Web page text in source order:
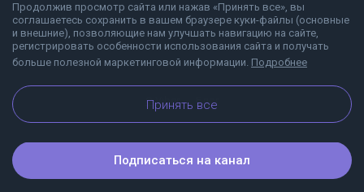
Продолжив просмотр сайта или нажав «Принять все», вы
соглашаетесь сохранить в вашем браузере куки-файлы (основные
и внешние), позволяющие нам улучшать навигацию на сайте,
регистрировать особенности использования сайта и получать
больше полезной маркетинговой информации. Подробнее
Принять все
О Viber Блог
Подписаться на канал